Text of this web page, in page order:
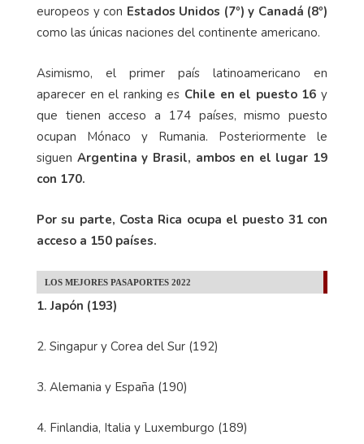
europeos y con Estados Unidos (7º) y Canadá (8º)
como las únicas naciones del continente americano.
Asimismo, el primer país latinoamericano en
aparecer en el ranking es Chile en el puesto 16 y
que tienen acceso a 174 países, mismo puesto
ocupan Mónaco y Rumania. Posteriormente le
siguen Argentina y Brasil, ambos en el lugar 19
con 170.
Por su parte, Costa Rica ocupa el puesto 31 con
acceso a 150 países.
LOS MEJORES PASAPORTES 2022
1. Japón (193)
2. Singapur y Corea del Sur (192)
3. Alemania y España (190)
4. Finlandia, Italia y Luxemburgo (189)